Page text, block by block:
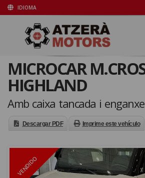
IDIOMA
MICROCAR
HIGHLAND
Amb caixa tancada i
Descargar PDF Imprime este vehículo
VENDIDO